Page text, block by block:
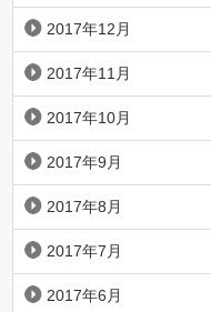
2017年12月
2017年11月
2017年10月
2017年9月
2017年8月
2017年7月
2017年6月